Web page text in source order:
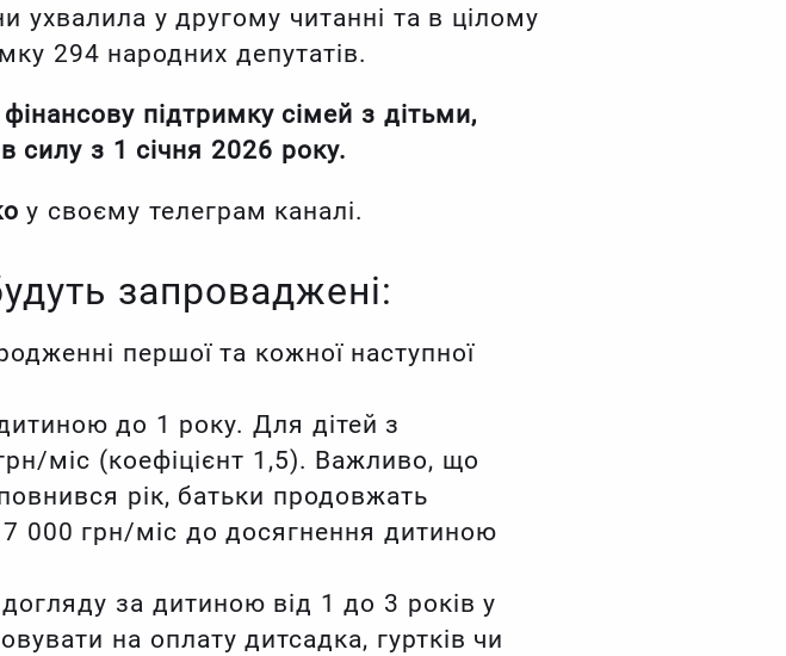
ухвалила у другому читанні та в цілому
294 народних депутатів.
підтримку сімей з дітьми,
силу з 1 січня 2026 року.
у своєму телеграм каналі.
запроваджені:
першої та кожної наступної
до 1 року. Для дітей з
міс (коефіцієнт 1,5). Важливо, що
рік, батьки продовжать
000 грн/міс до досягнення дитиною
за дитиною від 1 до 3 років у
на оплату дитсадка, гуртків чи